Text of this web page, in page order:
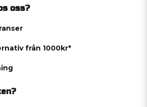
oss?
från 1000kr*